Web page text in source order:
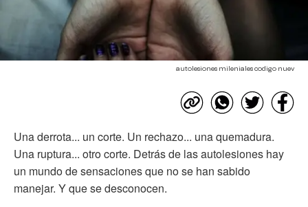
autolesiones mileniales codigo nuev
Una derrota... un corte. Un rechazo... una quemadura.
Una ruptura... otro corte. Detrás de las autolesiones hay
un mundo de sensaciones que no se han sabido
manejar. Y que se desconocen.